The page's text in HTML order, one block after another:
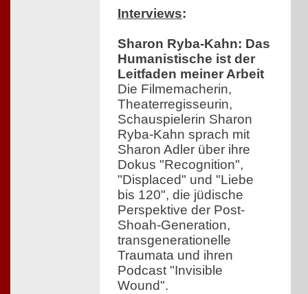
Interviews:
Sharon Ryba-Kahn: Das
Humanistische ist der
Leitfaden meiner Arbeit
Die Filmemacherin,
Theaterregisseurin,
Schauspielerin Sharon
Ryba-Kahn sprach mit
Sharon Adler über ihre
Dokus "Recognition",
"Displaced" und "Liebe
bis 120", die jüdische
Perspektive der Post-
Shoah-Generation,
transgenerationelle
Traumata und ihren
Podcast "Invisible
Wound".